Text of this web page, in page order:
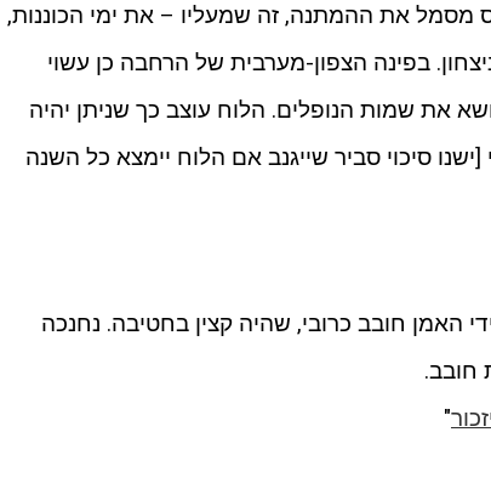
את ההמתנה, זה שמעליו – את ימי הכוננות,
בפינה הצפון-מערבית של הרחבה כן עשוי
את שמות הנופלים. הלוח עוצב כך שניתן יהיה
סיכוי סביר שייגנב אם הלוח יימצא כל השנה
האמן חובב כרובי, שהיה קצין בחטיבה. נחנכה
"